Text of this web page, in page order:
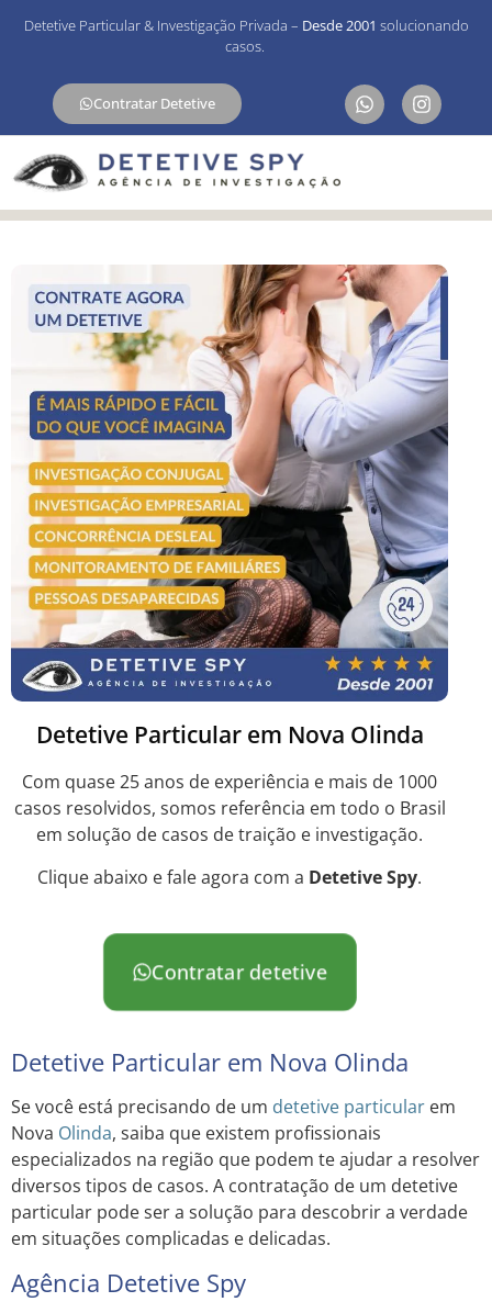
Detetive Particular & Investigação Privada – Desde 2001 solucionando
casos.
Contratar Detetive
Detetive Particular em Nova Olinda
Com quase 25 anos de experiência e mais de 1000
casos resolvidos, somos referência em todo o Brasil
em solução de casos de traição e investigação.
Clique abaixo e fale agora com a Detetive Spy.
Contratar detetive
Detetive Particular em Nova Olinda
Se você está precisando de um detetive particular em
Nova Olinda, saiba que existem profissionais
especializados na região que podem te ajudar a resolver
diversos tipos de casos. A contratação de um detetive
particular pode ser a solução para descobrir a verdade
em situações complicadas e delicadas.
Agência Detetive Spy